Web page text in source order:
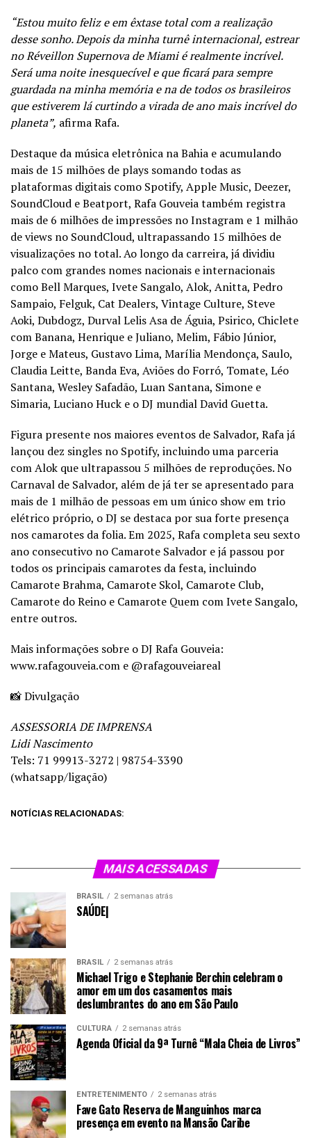
“Estou muito feliz e em êxtase total com a realização
desse sonho. Depois da minha turnê internacional, estrear
no Réveillon Supernova de Miami é realmente incrível.
Será uma noite inesquecível e que ficará para sempre
guardada na minha memória e na de todos os brasileiros
que estiverem lá curtindo a virada de ano mais incrível do
planeta”, afirma Rafa.
Destaque da música eletrônica na Bahia e acumulando
mais de 15 milhões de plays somando todas as
plataformas digitais como Spotify, Apple Music, Deezer,
SoundCloud e Beatport, Rafa Gouveia também registra
mais de 6 milhões de impressões no Instagram e 1 milhão
de views no SoundCloud, ultrapassando 15 milhões de
visualizações no total. Ao longo da carreira, já dividiu
palco com grandes nomes nacionais e internacionais
como Bell Marques, Ivete Sangalo, Alok, Anitta, Pedro
Sampaio, Felguk, Cat Dealers, Vintage Culture, Steve
Aoki, Dubdogz, Durval Lelis Asa de Águia, Psirico, Chiclete
com Banana, Henrique e Juliano, Melim, Fábio Júnior,
Jorge e Mateus, Gustavo Lima, Marília Mendonça, Saulo,
Claudia Leitte, Banda Eva, Aviões do Forró, Tomate, Léo
Santana, Wesley Safadão, Luan Santana, Simone e
Simaria, Luciano Huck e o DJ mundial David Guetta.
Figura presente nos maiores eventos de Salvador, Rafa já
lançou dez singles no Spotify, incluindo uma parceria
com Alok que ultrapassou 5 milhões de reproduções. No
Carnaval de Salvador, além de já ter se apresentado para
mais de 1 milhão de pessoas em um único show em trio
elétrico próprio, o DJ se destaca por sua forte presença
nos camarotes da folia. Em 2025, Rafa completa seu sexto
ano consecutivo no Camarote Salvador e já passou por
todos os principais camarotes da festa, incluindo
Camarote Brahma, Camarote Skol, Camarote Club,
Camarote do Reino e Camarote Quem com Ivete Sangalo,
entre outros.
Mais informações sobre o DJ Rafa Gouveia:
www.rafagouveia.com e @rafagouveiareal
📸 Divulgação
ASSESSORIA DE IMPRENSA
Lidi Nascimento
Tels: 71 99913-3272 | 98754-3390
(whatsapp/ligação)
NOTÍCIAS RELACIONADAS:
MAIS ACESSADAS
BRASIL 2 semanas atrás
SAÚDE|
BRASIL 2 semanas atrás
Michael Trigo e Stephanie Berchin celebram o
amor em um dos casamentos mais
deslumbrantes do ano em São Paulo
CULTURA 2 semanas atrás
Agenda Oficial da 9ª Turnê “Mala Cheia de Livros”
ENTRETENIMENTO 2 semanas atrás
Fave Gato Reserva de Manguinhos marca
presença em evento na Mansão Caribe